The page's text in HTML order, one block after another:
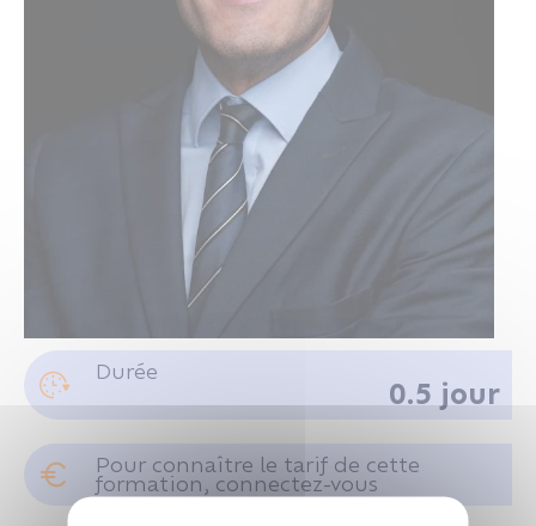
M. REVERDY Pierre-Marie
Se connecter
Durée
0.5 jour
Pour connaître le tarif de cette
formation, connectez-vous